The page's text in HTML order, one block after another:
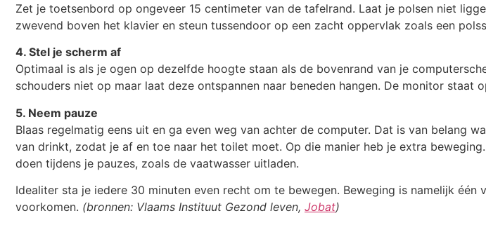
Zet je toetsenbord op ongeveer 15 centimeter van de tafelrand. Laat je polsen niet
zwevend boven het klavier en steun tussendoor op een zacht oppervlak zoals een
4. Stel je scherm af
Optimaal is als je ogen op dezelfde hoogte staan als de bovenrand van je
schouders niet op maar laat deze ontspannen naar beneden hangen. De monitor staat
5. Neem pauze
Blaas regelmatig eens uit en ga even weg van achter de computer. Dat is van belang
van drinkt, zodat je af en toe naar het toilet moet. Op die manier heb je extra
doen tijdens je pauzes, zoals de vaatwasser uitladen.
Idealiter sta je iedere 30 minuten even recht om te bewegen. Beweging is namelijk
voorkomen. (bronnen: Vlaams Instituut Gezond leven, Jobat)